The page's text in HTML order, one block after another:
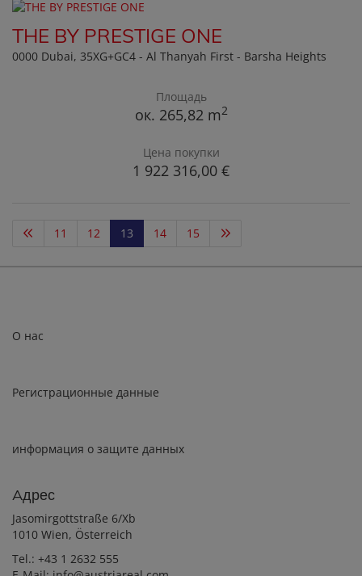
THE BY PRESTIGE ONE
0000 Dubai, 35XG+GC4 - Al Thanyah First - Barsha Heights
Площадь
ок. 265,82 m2
Цена покупки
1 922 316,00 €
11 12 13 14 15
О нас
Регистрационные данные
информация о защите данных
Aдрес
Jasomirgottstraße 6/Xb
1010 Wien, Österreich
Tel.: +43 1 2632 555